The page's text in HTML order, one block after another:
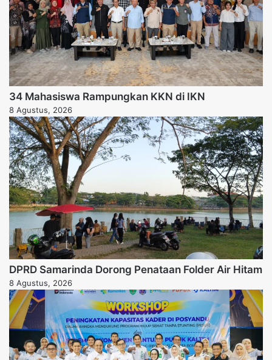
34 Mahasiswa Rampungkan KKN di IKN
8 Agustus, 2026
DPRD Samarinda Dorong Penataan Folder Air Hitam
8 Agustus, 2026